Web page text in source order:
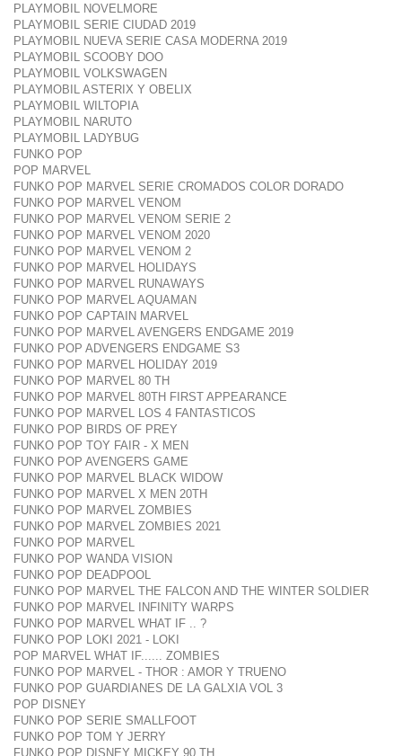
PLAYMOBIL NOVELMORE
PLAYMOBIL SERIE CIUDAD 2019
PLAYMOBIL NUEVA SERIE CASA MODERNA 2019
PLAYMOBIL SCOOBY DOO
PLAYMOBIL VOLKSWAGEN
PLAYMOBIL ASTERIX Y OBELIX
PLAYMOBIL WILTOPIA
PLAYMOBIL NARUTO
PLAYMOBIL LADYBUG
FUNKO POP
POP MARVEL
FUNKO POP MARVEL SERIE CROMADOS COLOR DORADO
FUNKO POP MARVEL VENOM
FUNKO POP MARVEL VENOM SERIE 2
FUNKO POP MARVEL VENOM 2020
FUNKO POP MARVEL VENOM 2
FUNKO POP MARVEL HOLIDAYS
FUNKO POP MARVEL RUNAWAYS
FUNKO POP MARVEL AQUAMAN
FUNKO POP CAPTAIN MARVEL
FUNKO POP MARVEL AVENGERS ENDGAME 2019
FUNKO POP ADVENGERS ENDGAME S3
FUNKO POP MARVEL HOLIDAY 2019
FUNKO POP MARVEL 80 TH
FUNKO POP MARVEL 80TH FIRST APPEARANCE
FUNKO POP MARVEL LOS 4 FANTASTICOS
FUNKO POP BIRDS OF PREY
FUNKO POP TOY FAIR - X MEN
FUNKO POP AVENGERS GAME
FUNKO POP MARVEL BLACK WIDOW
FUNKO POP MARVEL X MEN 20TH
FUNKO POP MARVEL ZOMBIES
FUNKO POP MARVEL ZOMBIES 2021
FUNKO POP MARVEL
FUNKO POP WANDA VISION
FUNKO POP DEADPOOL
FUNKO POP MARVEL THE FALCON AND THE WINTER SOLDIER
FUNKO POP MARVEL INFINITY WARPS
FUNKO POP MARVEL WHAT IF .. ?
FUNKO POP LOKI 2021 - LOKI
POP MARVEL WHAT IF...... ZOMBIES
FUNKO POP MARVEL - THOR : AMOR Y TRUENO
FUNKO POP GUARDIANES DE LA GALXIA VOL 3
POP DISNEY
FUNKO POP SERIE SMALLFOOT
FUNKO POP TOM Y JERRY
FUNKO POP DISNEY MICKEY 90 TH